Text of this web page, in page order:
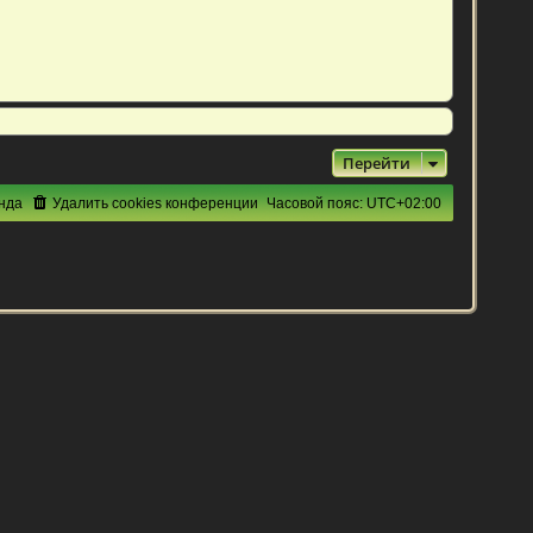
Перейти
Часовой пояс:UTC+02:00
Удалить cookies конференции